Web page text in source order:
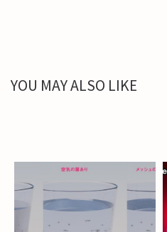
YOU MAY ALSO LIKE